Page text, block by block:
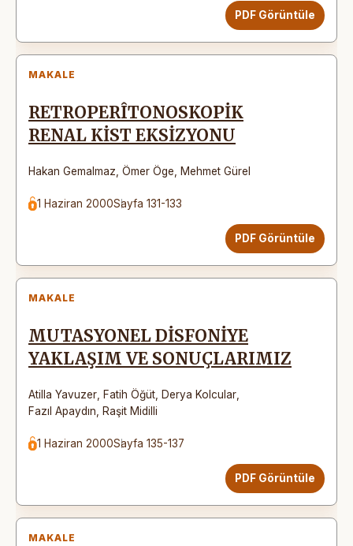
PDF Görüntüle
MAKALE
RETROPERÎTONOSKOPİK
RENAL KİST EKSİZYONU
Hakan Gemalmaz Ömer Öge Mehmet Gürel
1 Haziran 2000Sayfa 131-133
PDF Görüntüle
MAKALE
MUTASYONEL DİSFONİYE
YAKLAŞIM VE SONUÇLARIMIZ
Atilla Yavuzer Fatih Öğüt Derya Kolcular
Fazıl Apaydın
Raşit Midilli
1 Haziran 2000Sayfa 135-137
PDF Görüntüle
MAKALE